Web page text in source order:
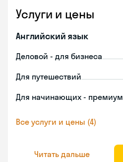
Услуги и цены
Английский язык
Деловой - для бизнеса
Для путешествий
Для начинающих - премиум
Все услуги и цены (4)
Читать дальше